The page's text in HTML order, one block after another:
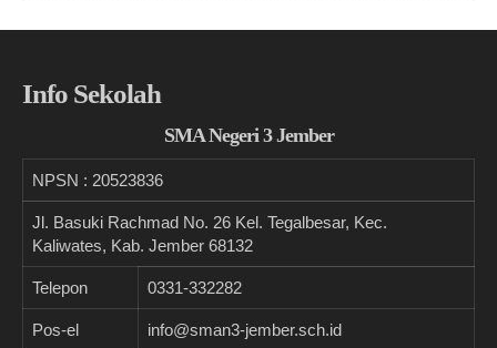
Info Sekolah
SMA Negeri 3 Jember
NPSN : 20523836
Jl. Basuki Rachmad No. 26 Kel. Tegalbesar, Kec.
Kaliwates, Kab. Jember 68132
Telepon 0331-332282
Pos-el info@sman3-jember.sch.id